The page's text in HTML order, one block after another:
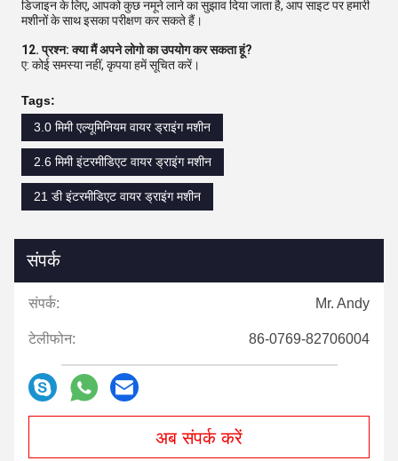
डिजाइन के लिए, आपको कुछ नमूने लाने का सुझाव दिया जाता है, आप साइट पर हमारी
मशीनों के साथ इसका परीक्षण कर सकते हैं।
12. प्रश्न: क्या मैं अपने लोगो का उपयोग कर सकता हूं?
ए: कोई समस्या नहीं, कृपया हमें सूचित करें।
Tags:
3.0 मिमी एल्यूमिनियम वायर ड्राइंग मशीन
2.6 मिमी इंटरमीडिएट वायर ड्राइंग मशीन
21 डी इंटरमीडिएट वायर ड्राइंग मशीन
संपर्क
संपर्क: Mr. Andy
टेलीफोन: 86-0769-82706004
अब संपर्क करें